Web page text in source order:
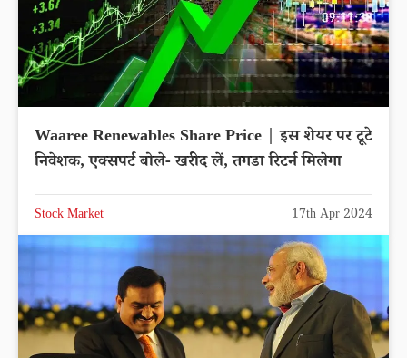
Waaree Renewables Share Price | इस शेयर पर टूटे
निवेशक, एक्सपर्ट बोले- खरीद लें, तगडा रिटर्न मिलेगा
Stock Market 17th Apr 2024